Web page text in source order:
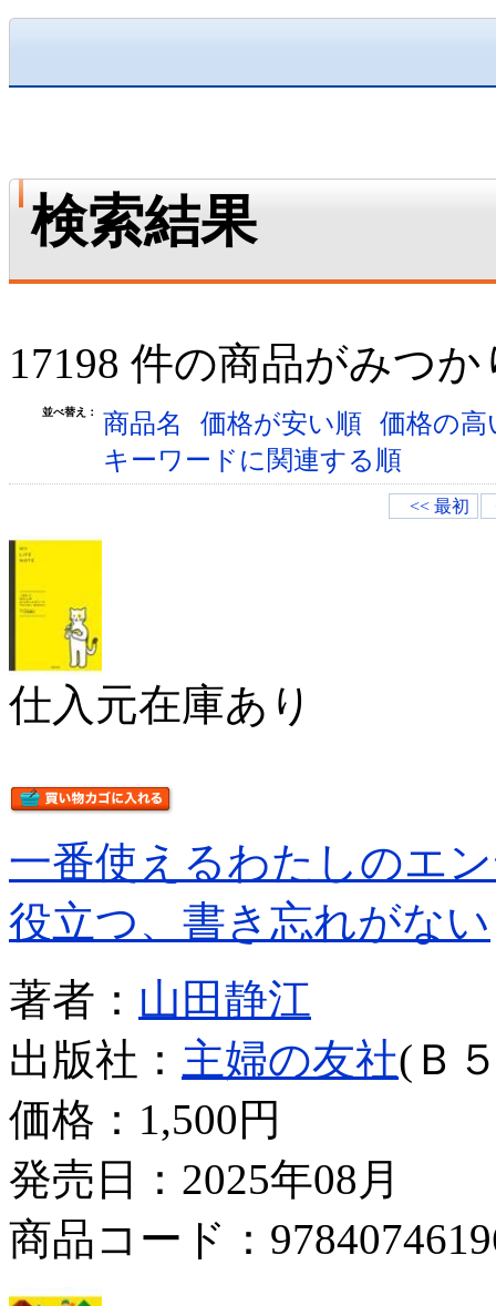
検索結果
17198 件の商品がみつ
並べ替え： 商品名 価格が安い順 価格の
キーワードに関連する順
<< 最初
仕入元在庫あり
一番使えるわたしの
役立つ、書き忘れがない
著者： 山田静江
出版社： 主婦の友社(Ｂ
価格： 1,500円
発売日：2025年08月
商品コード：